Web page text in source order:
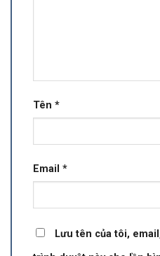
Tên *
Email *
Lưu tên của tôi,